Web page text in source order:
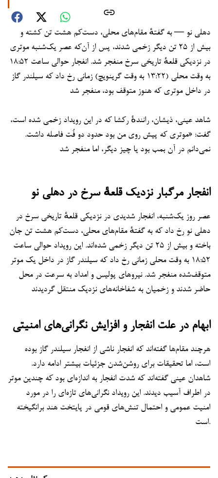
دهلی نو — به گفتهٔ مقام‌های محلی، دست‌کم هشت تن کشته و
بیش از ۲۵ تن دیگر زخمی شدند، پس از آن‌که عصر یک‌شنبه موترى
در نزدیکی قلعهٔ تاریخی سرخ منفجر شد. انفجار حوالی ساعت ۱۸:۵۲
به وقت محلی (۱۳:۲۲ به وقت گرینویچ) زمانی رخ داد که سیلندر گاز
در داخل موتری که هنوز متوقف بود، منفجر شد
شاهد عینی، ذیشان، رانندهٔ رکشا که در این رویداد زخمی شده است،
گفت: «موترى که پیش روی من بود حدود دو فُت فاصله داشت.
نمی‌دانم در آن بمب بود یا چیز دیگر، اما منفجر شد
انفجار مرگبار نزدیک قلعهٔ سرخ در دهلی نو
عصر روز یک‌شنبه، انفجار شدیدی در نزدیکی قلعهٔ تاریخی سرخ در
دهلی نو رخ داد که به گفتهٔ مقام‌های محلی، دست‌کم هشت تن جان
باخته و بیش از ۲۵ تن دیگر زخمی شده‌اند. این رویداد حوالی ساعت
۱۸:۵۲ به وقت محلی زمانی رخ داد که سیلندر گاز در داخل یک موتر
متوقف‌شده منفجر شد. نیروهای پولیس و امداد به سرعت در محل
حاضر شدند و زخمیان به شفاخانه‌های نزدیک منتقل گردیدند
ابهام در علت انفجار و افزایش نگرانی‌های امنیتی
هرچند مقام‌ها گفته‌اند که انفجار ناشی از انفجار سیلندر گاز بوده
است، اما تحقیقات برای روشن‌شدن جزئیات بیشتر ادامه دارد.
شاهدان عینی گفته‌اند که شدت انفجار به اندازه‌ای بود که چندین موتر
در اطراف آسیب دیدند. این رویداد نگرانی‌های تازه‌ای را در مورد
امنیت عمومی و احتمال تنش‌های قومی در پایتخت هند برانگیخته
است.